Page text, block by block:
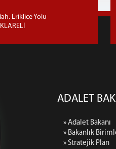
Eriklice Yolu
ADALET
» Adalet Bakanı
» Bakanlık
» Stratejik Plan